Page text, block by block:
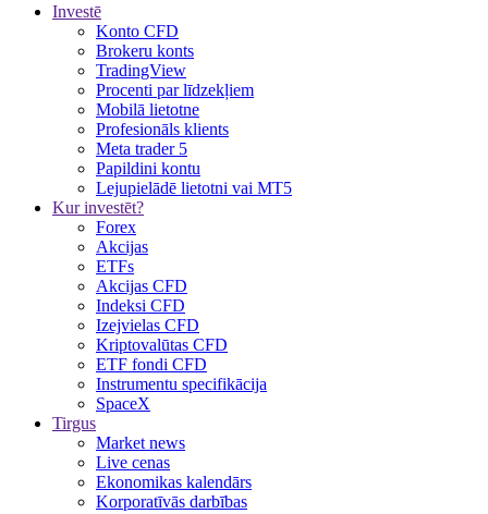
Investē
Konto CFD
Brokeru konts
TradingView
Procenti par līdzekļiem
Mobilā lietotne
Profesionāls klients
Meta trader 5
Papildini kontu
Lejupielādē lietotni vai MT5
Kur investēt?
Forex
Akcijas
ETFs
Akcijas CFD
Indeksi CFD
Izejvielas CFD
Kriptovalūtas CFD
ETF fondi CFD
Instrumentu specifikācija
SpaceX
Tirgus
Market news
Live cenas
Ekonomikas kalendārs
Korporatīvās darbības